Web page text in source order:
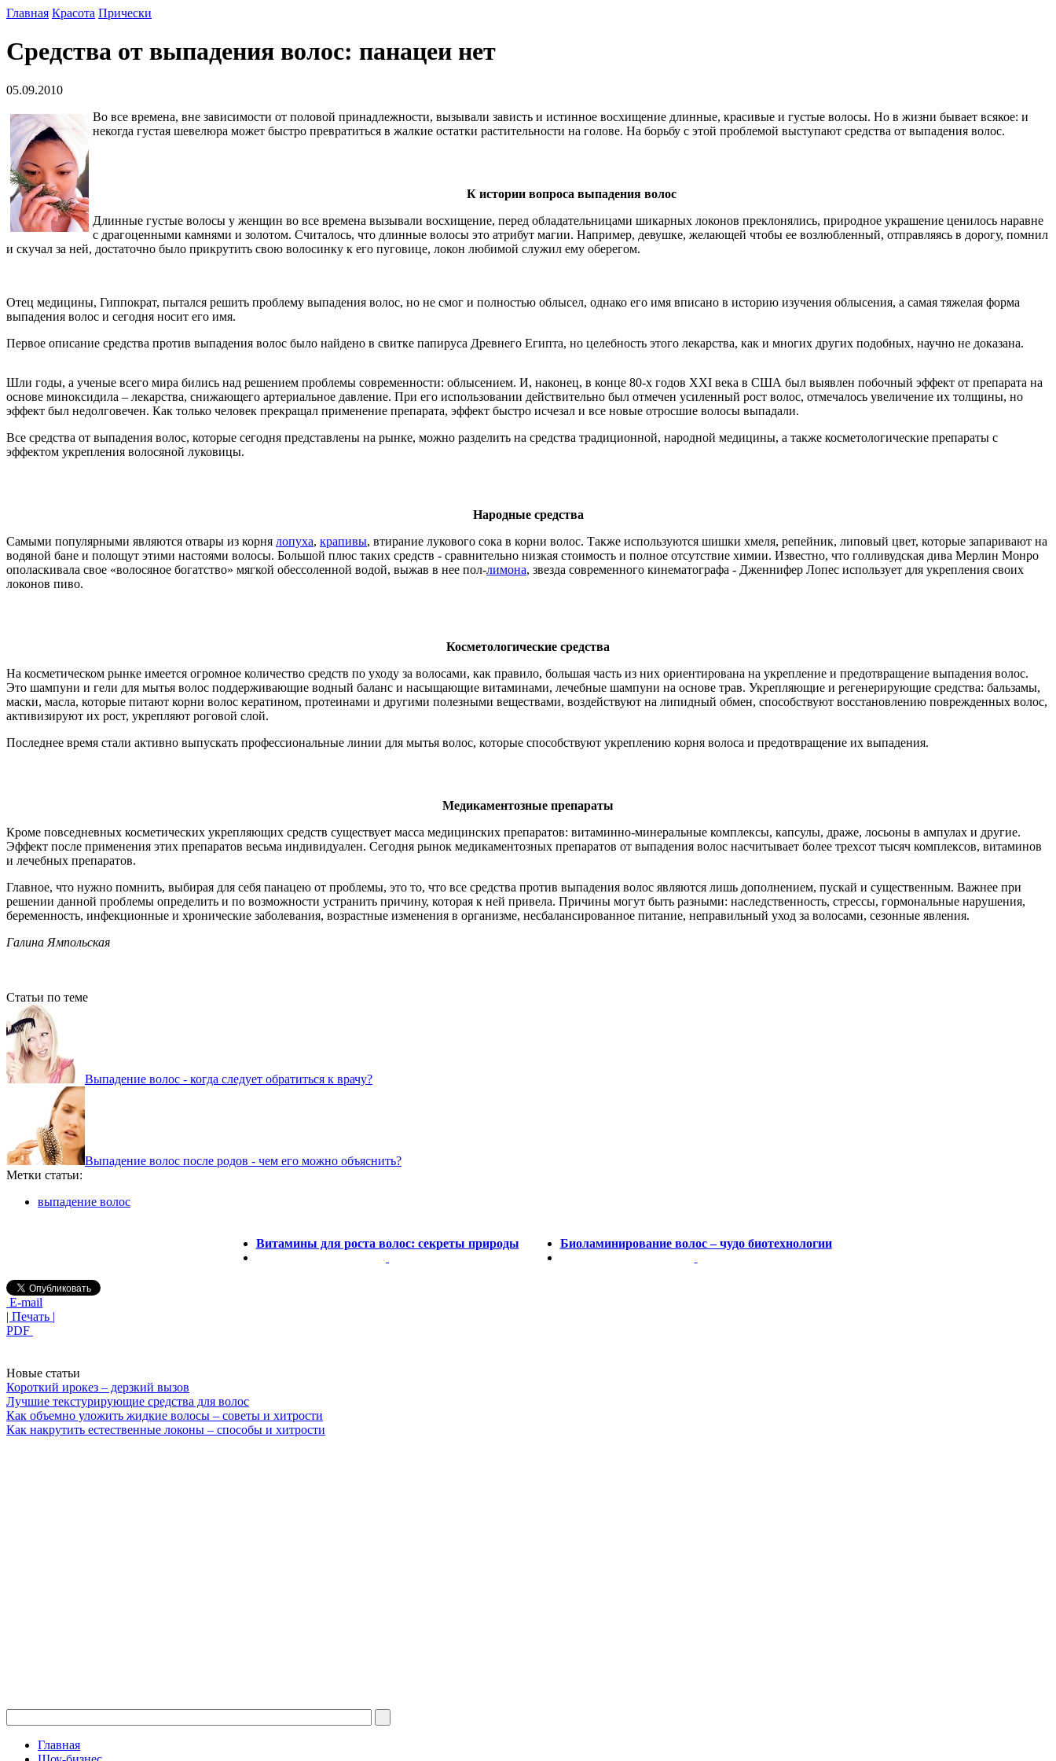
Главная Красота Прически
Средства от выпадения волос: панацеи нет
05.09.2010
Во все времена, вне зависимости от половой принадлежности, вызывали зависть и истинное восхищение длинные, красивые и густые волосы. Но в жизни бывает всякое: и
некогда густая шевелюра может быстро превратиться в жалкие остатки растительности на голове. На борьбу с этой проблемой выступают средства от выпадения волос.
К истории вопроса выпадения волос
Длинные густые волосы у женщин во все времена вызывали восхищение, перед обладательницами шикарных локонов преклонялись, природное украшение ценилось наравне
с драгоценными камнями и золотом. Считалось, что длинные волосы это атрибут магии. Например, девушке, желающей чтобы ее возлюбленный, отправляясь в дорогу, помнил
и скучал за ней, достаточно было прикрутить свою волосинку к его пуговице, локон любимой служил ему оберегом.
Отец медицины, Гиппократ, пытался решить проблему выпадения волос, но не смог и полностью облысел, однако его имя вписано в историю изучения облысения, а самая тяжелая форма
выпадения волос и сегодня носит его имя.
Первое описание средства против выпадения волос было найдено в свитке папируса Древнего Египта, но целебность этого лекарства, как и многих других подобных, научно не доказана.
Шли годы, а ученые всего мира бились над решением проблемы современности: облысением. И, наконец, в конце 80-х годов ХХI века в США был выявлен побочный эффект от препарата на
основе миноксидила – лекарства, снижающего артериальное давление. При его использовании действительно был отмечен усиленный рост волос, отмечалось увеличение их толщины, но
эффект был недолговечен. Как только человек прекращал применение препарата, эффект быстро исчезал и все новые отросшие волосы выпадали.
Все средства от выпадения волос, которые сегодня представлены на рынке, можно разделить на средства традиционной, народной медицины, а также косметологические препараты с
эффектом укрепления волосяной луковицы.
Народные средства
Самыми популярными являются отвары из корня лопуха, крапивы, втирание лукового сока в корни волос. Также используются шишки хмеля, репейник, липовый цвет, которые запаривают на
водяной бане и полощут этими настоями волосы. Большой плюс таких средств - сравнительно низкая стоимость и полное отсутствие химии. Известно, что голливудская дива Мерлин Монро
ополаскивала свое «волосяное богатство» мягкой обессоленной водой, выжав в нее пол-лимона, звезда современного кинематографа - Дженнифер Лопес использует для укрепления своих
локонов пиво.
Косметологические средства
На косметическом рынке имеется огромное количество средств по уходу за волосами, как правило, большая часть из них ориентирована на укрепление и предотвращение выпадения волос.
Это шампуни и гели для мытья волос поддерживающие водный баланс и насыщающие витаминами, лечебные шампуни на основе трав. Укрепляющие и регенерирующие средства: бальзамы,
маски, масла, которые питают корни волос кератином, протеинами и другими полезными веществами, воздействуют на липидный обмен, способствуют восстановлению поврежденных волос,
активизируют их рост, укрепляют роговой слой.
Последнее время стали активно выпускать профессиональные линии для мытья волос, которые способствуют укреплению корня волоса и предотвращение их выпадения.
Медикаментозные препараты
Кроме повседневных косметических укрепляющих средств существует масса медицинских препаратов: витаминно-минеральные комплексы, капсулы, драже, лосьоны в ампулах и другие.
Эффект после применения этих препаратов весьма индивидуален. Сегодня рынок медикаментозных препаратов от выпадения волос насчитывает более трехсот тысяч комплексов, витаминов
и лечебных препаратов.
Главное, что нужно помнить, выбирая для себя панацею от проблемы, это то, что все средства против выпадения волос являются лишь дополнением, пускай и существенным. Важнее при
решении данной проблемы определить и по возможности устранить причину, которая к ней привела. Причины могут быть разными: наследственность, стрессы, гормональные нарушения,
беременность, инфекционные и хронические заболевания, возрастные изменения в организме, несбалансированное питание, неправильный уход за волосами, сезонные явления.
Галина Ямпольская
Статьи по теме
Выпадение волос - когда следует обратиться к врачу?
Выпадение волос после родов - чем его можно объяснить?
Метки статьи:
выпадение волос
Витамины для роста волос: секреты природы Биоламинирование волос – чудо биотехнологии
E-mail
| Печать |
PDF
Новые статьи
Короткий ирокез – дерзкий вызов
Лучшие текстурирующие средства для волос
Как объемно уложить жидкие волосы – советы и хитрости
Как накрутить естественные локоны – способы и хитрости
Главная